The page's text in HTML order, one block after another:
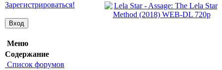
Зарегистрироваться!
Меню
Содержание
Список форумов